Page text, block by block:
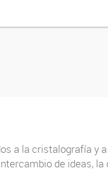
a la cristalografía y
de ideas, la